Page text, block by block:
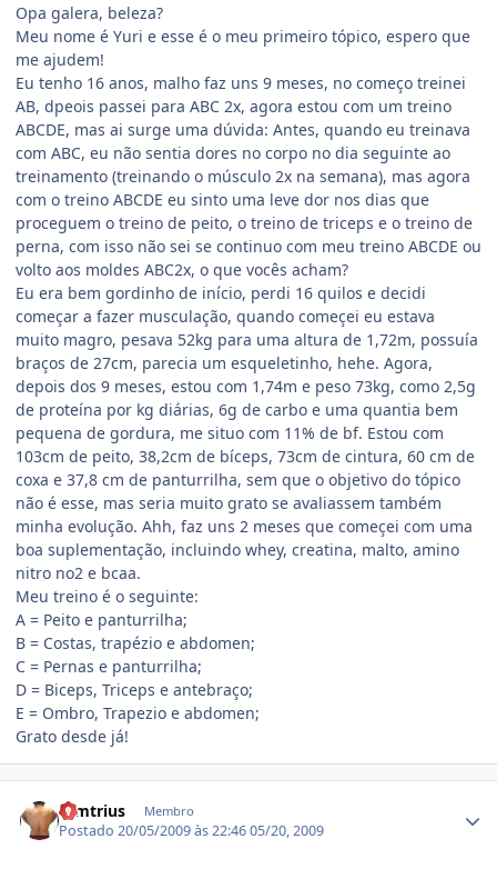
Opa galera, beleza?
Meu nome é Yuri e esse é o meu primeiro tópico, espero que
me ajudem!
Eu tenho 16 anos, malho faz uns 9 meses, no começo treinei
AB, dpeois passei para ABC 2x, agora estou com um treino
ABCDE, mas ai surge uma dúvida: Antes, quando eu treinava
com ABC, eu não sentia dores no corpo no dia seguinte ao
treinamento (treinando o músculo 2x na semana), mas agora
com o treino ABCDE eu sinto uma leve dor nos dias que
proceguem o treino de peito, o treino de triceps e o treino de
perna, com isso não sei se continuo com meu treino ABCDE ou
volto aos moldes ABC2x, o que vocês acham?
Eu era bem gordinho de início, perdi 16 quilos e decidi
começar a fazer musculação, quando começei eu estava
muito magro, pesava 52kg para uma altura de 1,72m, possuía
braços de 27cm, parecia um esqueletinho, hehe. Agora,
depois dos 9 meses, estou com 1,74m e peso 73kg, como 2,5g
de proteína por kg diárias, 6g de carbo e uma quantia bem
pequena de gordura, me situo com 11% de bf. Estou com
103cm de peito, 38,2cm de bíceps, 73cm de cintura, 60 cm de
coxa e 37,8 cm de panturrilha, sem que o objetivo do tópico
não é esse, mas seria muito grato se avaliassem também
minha evolução. Ahh, faz uns 2 meses que começei com uma
boa suplementação, incluindo whey, creatina, malto, amino
nitro no2 e bcaa.
Meu treino é o seguinte:
A = Peito e panturrilha;
B = Costas, trapézio e abdomen;
C = Pernas e panturrilha;
D = Biceps, Triceps e antebraço;
E = Ombro, Trapezio e abdomen;
Grato desde já!
Dimtrius Membro
Postado20/05/2009 às 22:4605/20, 2009